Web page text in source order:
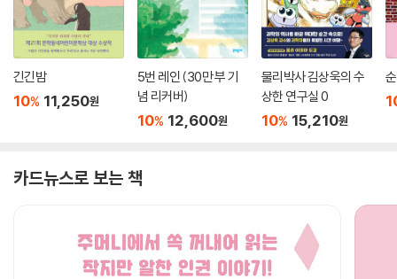
긴긴밤
10% 11,250원
5번 레인 (30만 부 기
념 리커버)
10% 12,600원
물리박사 김상욱의 수
상한 연구실 0
10% 15,210원
카드뉴스로 보는 책